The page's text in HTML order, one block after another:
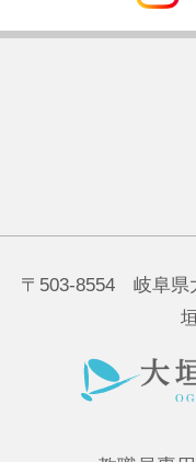
〒503-8554 岐阜県